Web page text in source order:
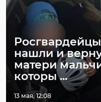
Росгвардейцы
нашли и
матери
которы ...
13 мая, 12:08